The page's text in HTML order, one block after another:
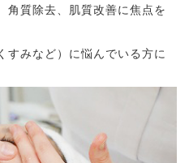
角質除去、肌質改善に焦点を
すみなど）に悩んでいる方に